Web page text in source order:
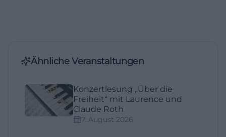
Ähnliche Veranstaltungen
Konzertlesung „Über die
Freiheit“ mit Laurence und
Claude Roth
7. August 2026